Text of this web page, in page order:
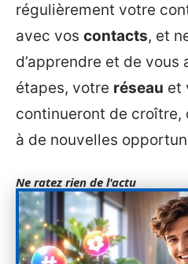
régulièrement votre
avec vos contacts, et
d’apprendre et de vous
étapes, votre réseau et
continueront de croître,
à de nouvelles
Ne ratez rien de l'actu